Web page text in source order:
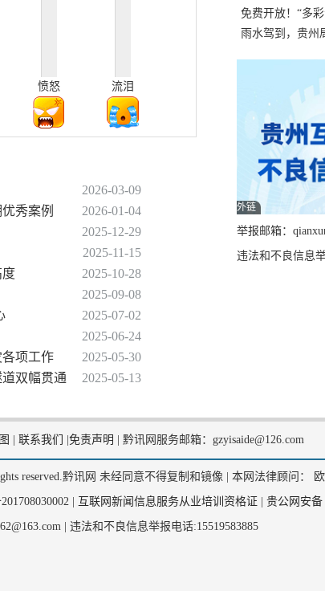
愤怒 流泪
2026-03-09
秀案例
2026-01-04
2025-12-29
2025-11-15
度
2025-10-28
2025-09-08
2025-07-02
2025-06-24
项工作
2025-05-30
双幅贯通
2025-05-13
资工作实施细则
免费开放！“多
展，持续至1月
雨水驾到，贵州
外链
举报邮箱：
违法和不良信息
联系我们 免责声明 黔讯网服务邮箱：gzyisaide@126.com
reserved.黔讯网 未经同意不得复制和镜像 | 本网法律顾问：
| 互联网新闻信息服务从业培训资格证 贵公网安备
| 违法和不良信息举报电话:15519583885